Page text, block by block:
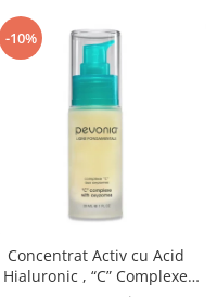
-10%
Concentrat Activ cu Acid
Hialuronic , “C” Complexe